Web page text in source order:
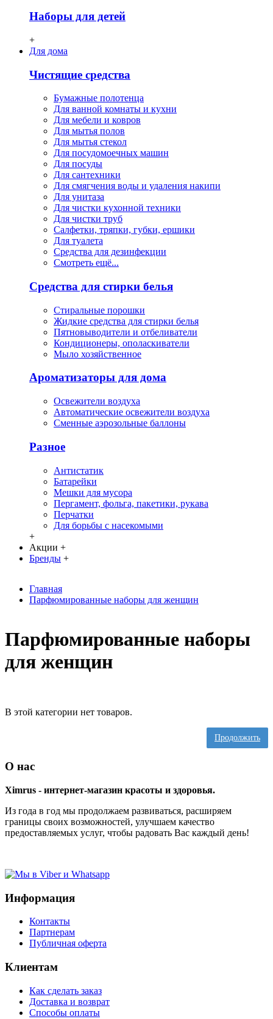
Наборы для детей
+
Для дома
Чистящие средства
Бумажные полотенца
Для ванной комнаты и кухни
Для мебели и ковров
Для мытья полов
Для мытья стекол
Для посудомоечных машин
Для посуды
Для сантехники
Для смягчения воды и удаления накипи
Для унитаза
Для чистки кухонной техники
Для чистки труб
Салфетки, тряпки, губки, ершики
Для туалета
Средства для дезинфекции
Смотреть ещё...
Средства для стирки белья
Стиральные порошки
Жидкие средства для стирки белья
Пятновыводители и отбеливатели
Кондиционеры, ополаскиватели
Мыло хозяйственное
Ароматизаторы для дома
Освежители воздуха
Автоматические освежители воздуха
Сменные аэрозольные баллоны
Разное
Антистатик
Батарейки
Мешки для мусора
Пергамент, фольга, пакетики, рукава
Перчатки
Для борьбы с насекомыми
+
Акции +
Бренды +
Главная
Парфюмированные наборы для женщин
Парфюмированные наборы
для женщин
В этой категории нет товаров.
Продолжить
О нас
Ximrus - интернет-магазин красоты и здоровья.
Из года в год мы продолжаем развиваться, расширяем
границы своих возможностей, улучшаем качество
предоставляемых услуг, чтобы радовать Вас каждый день!
Информация
Контакты
Партнерам
Публичная оферта
Клиентам
Как сделать заказ
Доставка и возврат
Способы оплаты